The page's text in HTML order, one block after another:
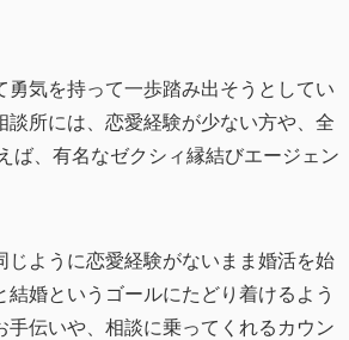
気を持って一歩踏み出そうとしてい
所には、恋愛経験が少ない方や、全
ば、有名なゼクシィ縁結びエージェン
ように恋愛経験がないまま婚活を始
婚というゴールにたどり着けるよう
伝いや、相談に乗ってくれるカウン